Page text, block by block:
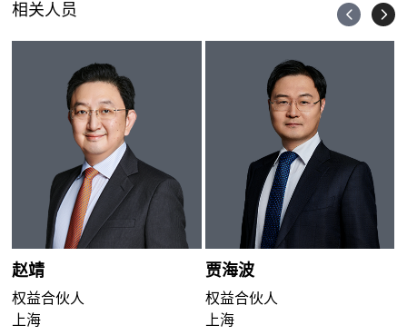
相关人员
赵靖
权益合伙人
上海
贾海波
权益合伙人
上海